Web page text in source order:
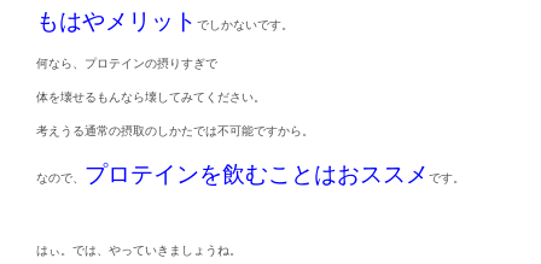
もはやメリット でしかないです。
何なら、プロテインの摂りすぎで
体を壊せるもんなら壊してみてください。
考えうる通常の摂取のしかたでは不可能ですから。
なので、 プロテインを飲むことはおススメ です。
はぃ。では、やっていきましょうね。